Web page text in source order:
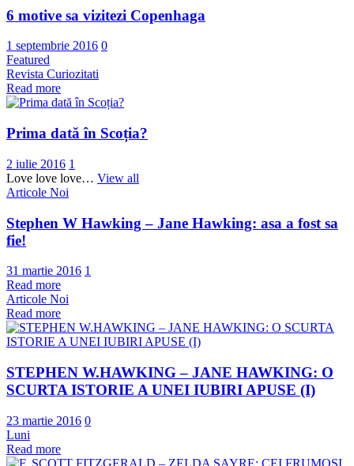
6 motive sa vizitezi Copenhaga
1 septembrie 2016 0
Featured
Revista Curiozitati
Read more
Prima dată în Scoția?
2 iulie 2016 1
Love love love… View all
Articole Noi
Stephen W Hawking – Jane Hawking: asa a fost sa
fie!
31 martie 2016 1
Read more
Articole Noi
Read more
STEPHEN W.HAWKING – JANE HAWKING: O
SCURTA ISTORIE A UNEI IUBIRI APUSE (I)
23 martie 2016 0
Luni
Read more